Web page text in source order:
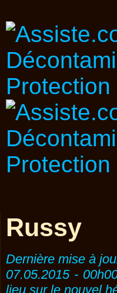
Russy
Dernière mise à
07.05.2015 -
lieu sur le nouvel